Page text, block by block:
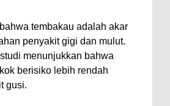
tembakau adalah akar
penyakit gigi dan mulut.
menunjukkan bahwa
berisiko lebih rendah
gusi.